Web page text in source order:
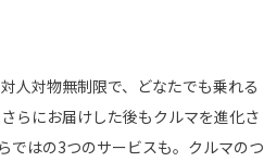
人対物無制限で、どなたでも乗れる
らにお届けした後もクルマを進化さ
ではの3つのサービスも。クルマのつ